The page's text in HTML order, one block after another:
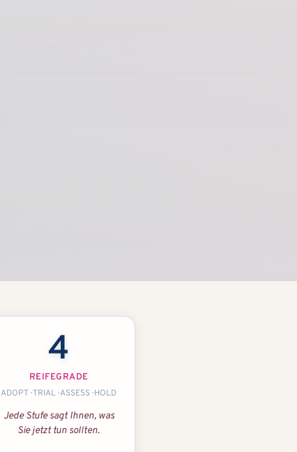
4
REIFEGRADE
ADOPT · TRIAL · ASSESS · HOLD
Jede Stufe sagt Ihnen, was
Sie jetzt tun sollten.